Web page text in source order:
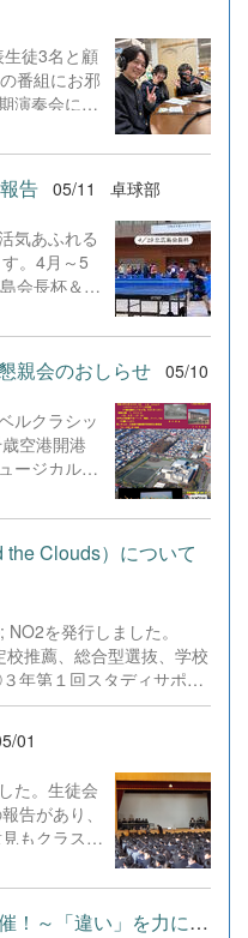
い手であ
環境問題か
、多岐にわ
力強く提言
表者が、午
の先生か
、臆するこ
に国際教養
のでした。
わこさん、
に輝きまし
っかりと見
社会を良く
徒3名と顧
番組にお邪
演奏会に向
気込み、そ
電波に乗せ
はの肺活量
充実した時
オ収録とい
ちの生徒た
りリラック
トークとな
をお届けで
て最終調整
開演 １４:
心待ちにし
奏楽部 #
歳市
告 05/11 卓球部
気あふれる
。4月～5
会長杯＆恵
女子6名が
が参加し
般男子のレ
た、女子は
だったた
とができ、
種目が行わ
方式だった
を積むこと
長杯・女
り第３位 富
ングルス第
）新入生を
非常によい
入りし、男
ることが
親会のおしらせ 05/10
ルクラシッ
空港開港
ージカル」
11日(木)ま
せの上、お
ー.pdfClouds）について
を発行しました。
推薦、総合型選抜、学校
第１回スタディサポー
校推薦・公募推薦の違
ット等が書かれていま
覧になるにはパスワード
全メールでご確認くださ
01
た。生徒会
告があり、
もクラスか
【国際交流】全校報告会を開催！～「違い」を力に変え、世界へ踏...